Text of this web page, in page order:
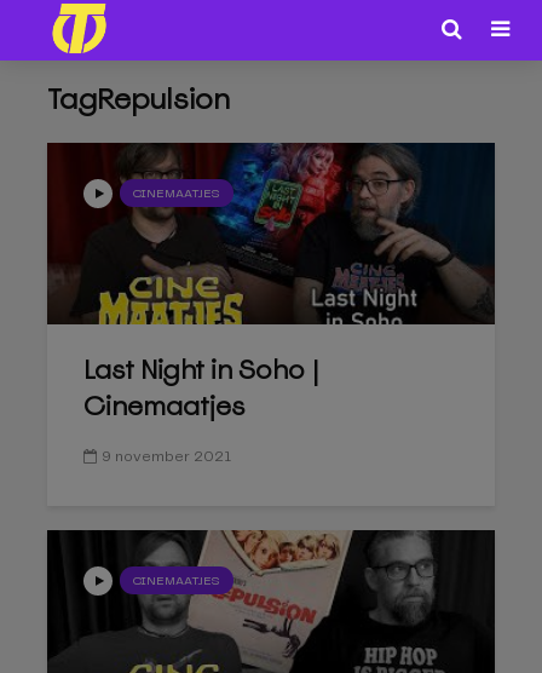
TagRepulsion
CINEMAATJES
Last Night in Soho |
Cinemaatjes
9 november 2021
CINEMAATJES